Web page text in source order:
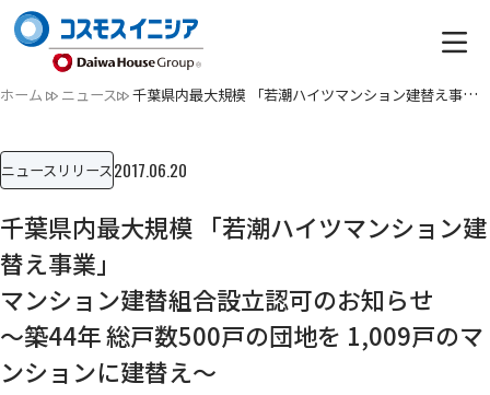
ホーム ニュース 千葉県内最大規模 「若潮ハイツマンション建替え事業」マンショ…
ニュースリリース2017.06.20
千葉県内最大規模 「若潮ハイツマンション建
替え事業」
マンション建替組合設立認可のお知らせ
～築44年 総戸数500戸の団地を 1,009戸のマ
ンションに建替え～